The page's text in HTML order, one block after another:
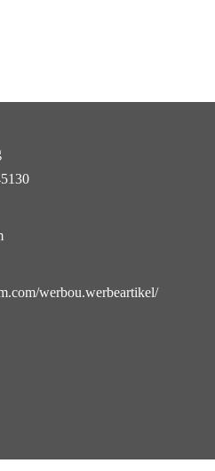
werbou.werbeartikel/